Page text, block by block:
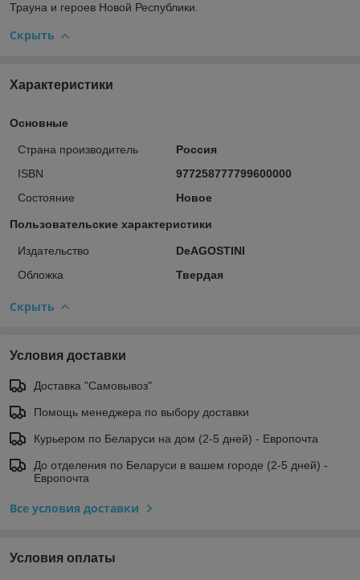
Трауна и героев Новой Республики.
Скрыть
Характеристики
Основные
Страна производитель
Россия
ISBN
977258777799600000
Состояние
Новое
Пользовательские характеристики
Издательство
DeAGOSTINI
Обложка
Твердая
Скрыть
Условия доставки
Доставка "Самовывоз"
Помощь менеджера по выбору доставки
Курьером по Беларуси на дом (2-5 дней) - Европочта
До отделения по Беларуси в вашем городе (2-5 дней) -
Европочта
Все условия доставки
Условия оплаты